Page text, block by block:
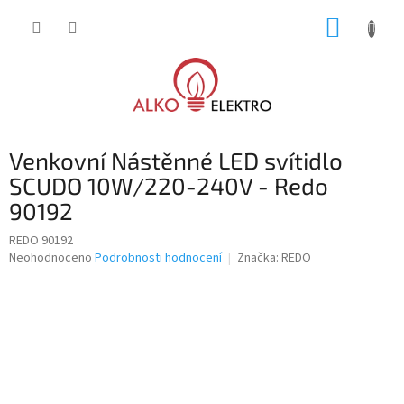
Venkovní Nástěnné LED svítidlo
SCUDO 10W/220-240V - Redo
90192
REDO 90192
Průměrné
Neohodnoceno Podrobnosti hodnocení Značka: REDO